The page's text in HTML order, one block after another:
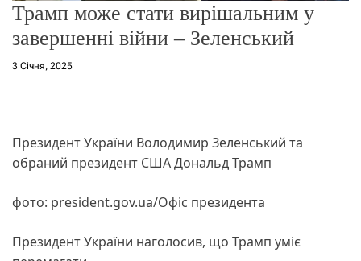
Трамп може стати вирішальним у
завершенні війни – Зеленський
3 Січня, 2025
Президент України Володимир Зеленський та
обраний президент США Дональд Трамп
фото: president.gov.ua/Офіс президента
Президент України наголосив, що Трамп уміє